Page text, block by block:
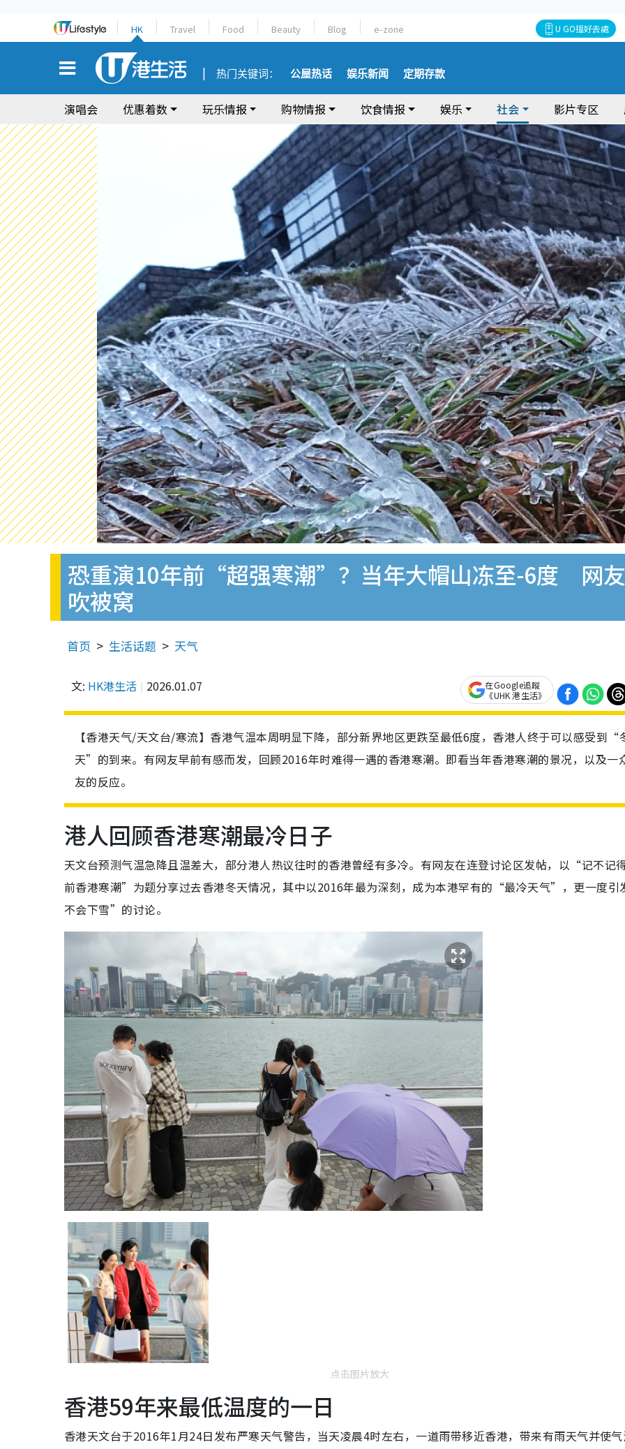
HK Travel Food Beauty Blog e-zone U GO搵好去處
热门关键词： 公屋热话 娱乐新闻 定期存款
演唱会 优惠着数 玩乐情报 购物情报 饮食情报 娱乐 社会 影片专区
恐重演10年前“超强寒潮”？当年大帽山冻至-6度 网
吹被窝
首页 生活话题 天气
文: HK港生活 2026.01.07
在Google追蹤
《UHK 港生活》
【香港天气/天文台/寒流】香港气温本周明显下降，部分新界地区更跌至最低6度，香港人终于可以感受到“
天”的到来。有网友早前有感而发，回顾2016年时难得一遇的香港寒潮。即看当年香港寒潮的景况，以及一
友的反应。
港人回顾香港寒潮最冷日子
天文台预测气温急降且温差大，部分港人热议往时的香港曾经有多冷。有网友在连登讨论区发帖，以“记不记
前香港寒潮”为题分享过去香港冬天情况，其中以2016年最为深刻，成为本港罕有的“最冷天气”，更一度
不会下雪”的讨论。
点击图片放大
香港59年来最低温度的一日
香港天文台于2016年1月24日发布严寒天气警告，当天凌晨4时左右，一道雨带移近香港，带来有雨天气并使